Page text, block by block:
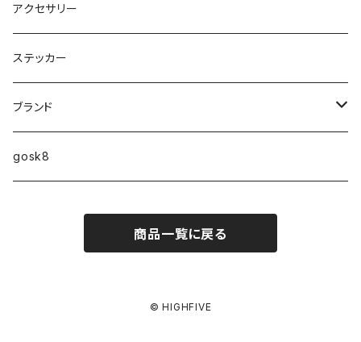
9インチ
9.2インチ
10インチ
ファンシェイプ
アクセサリー
ステッカー
ブランド
HIGHFIVE
MELLOW CONCAVE LOVERS CLUB
NIKE SB ISHOD COLLECTION
gosk8
商品一覧に戻る
© HIGHFIVE